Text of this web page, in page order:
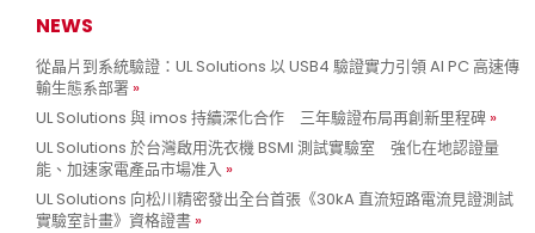
NEWS
從晶片到系統驗證：UL Solutions 以 USB4 驗證實力引領 AI PC 高速傳
輸生態系部署
UL Solutions 與 imos 持續深化合作 三年驗證布局再創新里程碑
UL Solutions 於台灣啟用洗衣機 BSMI 測試實驗室 強化在地認證量
能、加速家電產品市場准入
UL Solutions 向松川精密發出全台首張《30kA 直流短路電流見證測試
實驗室計畫》資格證書